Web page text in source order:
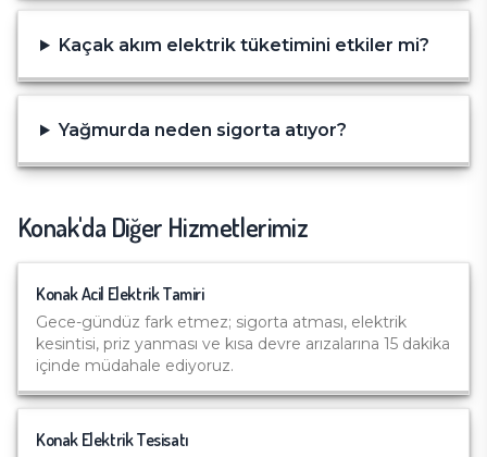
Kaçak akım elektrik tüketimini etkiler mi?
Yağmurda neden sigorta atıyor?
Konak'da Diğer Hizmetlerimiz
KonakAcil Elektrik Tamiri
Gece-gündüz fark etmez; sigorta atması, elektrik
kesintisi, priz yanması ve kısa devre arızalarına 15 dakika
içinde müdahale ediyoruz.
Konak Elektrik Tesisatı